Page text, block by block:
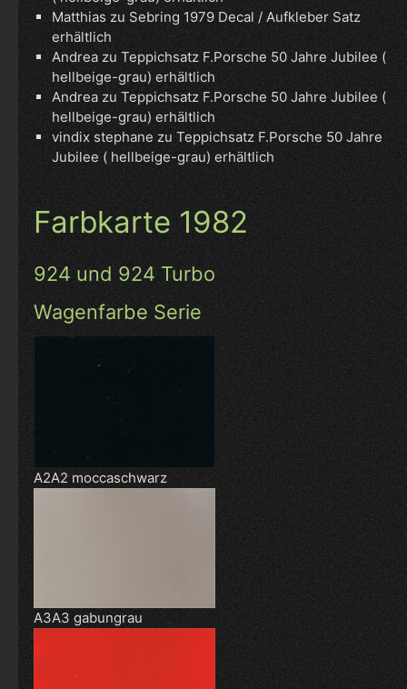
Matthias zu Sebring 1979 Decal / Aufkleber Satz
erhältlich
Andrea zuTeppichsatz F.Porsche 50 Jahre Jubilee (
hellbeige-grau) erhältlich
Andrea zuTeppichsatz F.Porsche 50 Jahre Jubilee (
hellbeige-grau) erhältlich
vindix stephane zuTeppichsatz F.Porsche 50 Jahre
Jubilee ( hellbeige-grau) erhältlich
Farbkarte 1982
924 und 924 Turbo
Wagenfarbe Serie
A2A2 moccaschwarz
A3A3 gabungrau